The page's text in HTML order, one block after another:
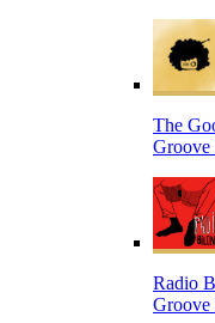
The
Groove
Radio
Groove